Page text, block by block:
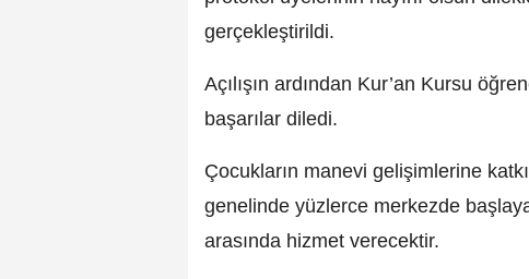
gerçekleştirildi.
Açılışın ardından Kur’an Kursu
başarılar diledi.
Çocukların manevi gelişimlerine
genelinde yüzlerce merkezde
arasında hizmet verecektir.